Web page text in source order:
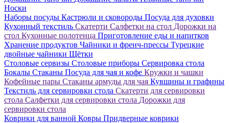
Носки
Наборы посуды Кастрюли и сковороды Посуда для духовки
Кухонный текстиль Скатерти Салфетки на стол Дорожки на
стол Кухонные полотенца Приготовление еды и напитков
Хранение продуктов Чайники и френч-прессы Турецкие
двойные чайники Щётки
Столовые сервизы Столовые приборы Сервировка стола
Бокалы Стаканы Посуда для чая и кофе Кружки и чашки
Кофейные пары Стаканы армуды для чая Кувшины и графины
Текстиль для сервировки стола Скатерти для сервировки
стола Салфетки для сервировки стола Дорожки для
сервировки стола
Коврики для ванной Ковры Придверные коврики